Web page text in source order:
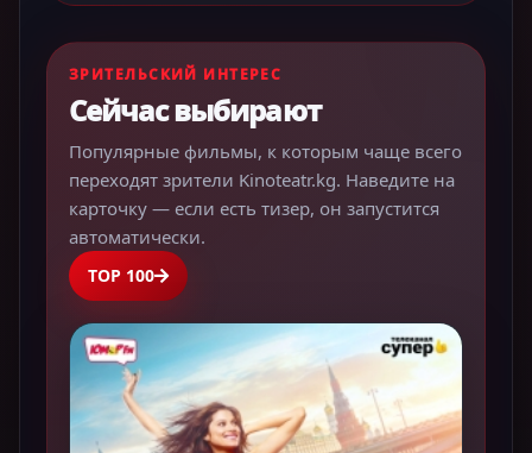
ЗРИТЕЛЬСКИЙ ИНТЕРЕС
Сейчас выбирают
Популярные фильмы, к которым чаще всего
переходят зрители Kinoteatr.kg. Наведите на
карточку — если есть тизер, он запустится
автоматически.
TOP 100